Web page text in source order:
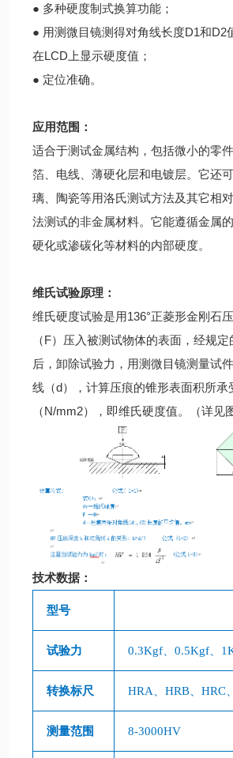
● 多种硬度制式换算功能；
● 用测微目镜测得对角线长度D1和D2
在LCD上显示硬度值；
● 定位准确。
应用范围：
适合于测试金属结构，包括微小的零
箔、电线、薄硬化层和电镀层。它还
璃、陶瓷等用洛氏测试方法及其它相
法测试的非金属材料。它能遵循金属
硬化或渗碳化等材料的内部硬度。
维氏试验原理：
维氏硬度试验是用136°正菱形金刚石
（F）压入被测试物体的表面，经规
后，卸除试验力，用测微目镜测量试
线（d），计算压痕的锥形表面积所承
（N/mm2），即维氏硬度值。（详见
技术数据：
型号
试验力 0.3Kgf、0.5Kgf、
转换标尺 HRA、HRB、HRC
测量范围 8-3000HV